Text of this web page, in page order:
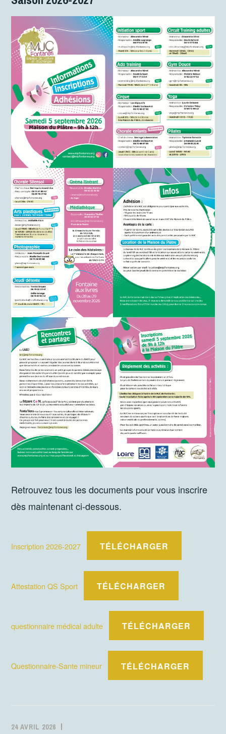
Retrouvez tous les documents pour vous inscrire
dès maintenant ci-dessous.
Inscription 2026-2027 TÉLÉCHARGER
Attestation QS Sport TÉLÉCHARGER
questionnaire médical adulte TÉLÉCHARGER
Questionnaire-Sante mineur TÉLÉCHARGER
24 AVRIL 2026